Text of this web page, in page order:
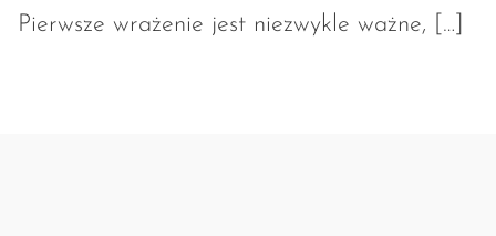
Pierwsze wrażenie jest niezwykle ważne, […]